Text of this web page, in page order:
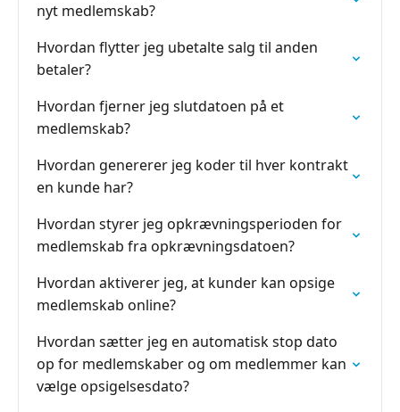
nyt medlemskab?
Hvordan flytter jeg ubetalte salg til anden
betaler?
Hvordan fjerner jeg slutdatoen på et
medlemskab?
Hvordan genererer jeg koder til hver kontrakt
en kunde har?
Hvordan styrer jeg opkrævningsperioden for
medlemskab fra opkrævningsdatoen?
Hvordan aktiverer jeg, at kunder kan opsige
medlemskab online?
Hvordan sætter jeg en automatisk stop dato
op for medlemskaber og om medlemmer kan
vælge opsigelsesdato?